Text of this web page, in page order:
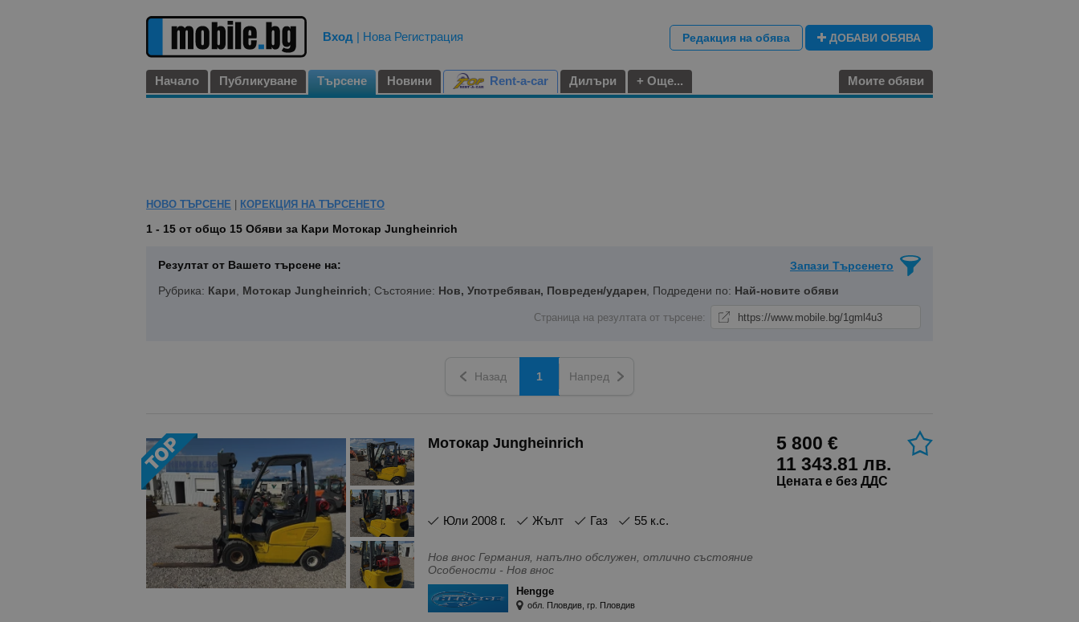
Вход | Нова Регистрация Редакция на обява ДОБАВИ ОБЯВА
Начало Публикуване Търсене Новини Rent-a-car Дилъри + Още... Моите обяви
НОВО ТЪРСЕНЕ КОРЕКЦИЯ НА ТЪРСЕНЕТО
1 - 15 от общо 15 Обяви за Кари Мотокар Jungheinrich
Резултат от Вашето търсене на:
Запази Търсенето
Рубрика: Кари, Мотокар Jungheinrich; Състояние: Нов, Употребяван, Повреден/ударен, Подредени по: Най-новите обяви
Страница на резултата от търсене:
Назад 1 Напред
Мотокар Jungheinrich
5 800 €
11 343.81 лв.
Цената е без ДДС
юли 2008 г. Жълт Газ 55 к.с.
Нов внос Германия, напълно обслужен, отлично състояние
Особености - Нов внос
Hengge
обл. Пловдив, гр. Пловдив